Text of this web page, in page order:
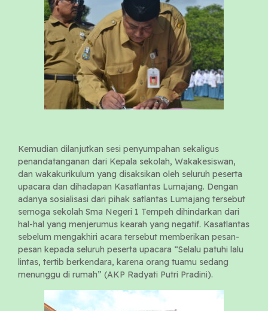
Kemudian dilanjutkan sesi penyumpahan sekaligus
penandatanganan dari Kepala sekolah, Wakakesiswan,
dan wakakurikulum yang disaksikan oleh seluruh peserta
upacara dan dihadapan Kasatlantas Lumajang. Dengan
adanya sosialisasi dari pihak satlantas Lumajang tersebut
semoga sekolah Sma Negeri 1 Tempeh dihindarkan dari
hal-hal yang menjerumus kearah yang negatif. Kasatlantas
sebelum mengakhiri acara tersebut memberikan pesan-
pesan kepada seluruh peserta upacara “Selalu patuhi lalu
lintas, tertib berkendara, karena orang tuamu sedang
menunggu di rumah” (AKP Radyati Putri Pradini).